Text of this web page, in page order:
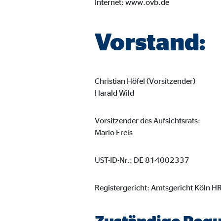
Internet: www.ovb.de
Vorstand:
Christian Höfel (Vorsitzender)
Harald Wild
Vorsitzender des Aufsichtsrats:
Mario Freis
UST-ID-Nr.: DE 814002337
Registergericht: Amtsgericht Köln